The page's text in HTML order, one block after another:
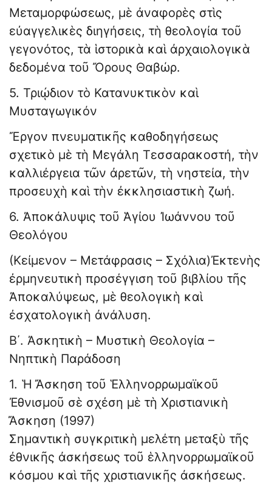
Μεταμορφώσεως, μὲ ἀναφορὲς στὶς
εὐαγγελικὲς διηγήσεις, τὴ θεολογία τοῦ
γεγονότος, τὰ ἱστορικὰ καὶ ἀρχαιολογικὰ
δεδομένα τοῦ Ὄρους Θαβώρ.
5. Τριῴδιον τὸ Κατανυκτικὸν καὶ
Μυσταγωγικόν
Ἔργον πνευματικῆς καθοδηγήσεως
σχετικὸ μὲ τὴ Μεγάλη Τεσσαρακοστή, τὴν
καλλιέργεια τῶν ἀρετῶν, τὴ νηστεία, τὴν
προσευχὴ καὶ τὴν ἐκκλησιαστικὴ ζωή.
6. Ἀποκάλυψις τοῦ Ἁγίου Ἰωάννου τοῦ
Θεολόγου
(Κείμενον – Μετάφρασις – Σχόλια)Ἐκτενὴς
ἐρμηνευτικὴ προσέγγιση τοῦ βιβλίου τῆς
Ἀποκαλύψεως, μὲ θεολογικὴ καὶ
ἐσχατολογικὴ ἀνάλυση.
Β΄. Ἀσκητικὴ – Μυστικὴ Θεολογία –
Νηπτικὴ Παράδοση
1. Ἡ Ἄσκηση τοῦ Ἑλληνορρωμαϊκοῦ
Ἐθνισμοῦ σὲ σχέση μὲ τὴ Χριστιανικὴ
Ἄσκηση (1997)
Σημαντικὴ συγκριτικὴ μελέτη μεταξὺ τῆς
ἐθνικῆς ἀσκήσεως τοῦ ἑλληνορρωμαϊκοῦ
κόσμου καὶ τῆς χριστιανικῆς ἀσκήσεως.